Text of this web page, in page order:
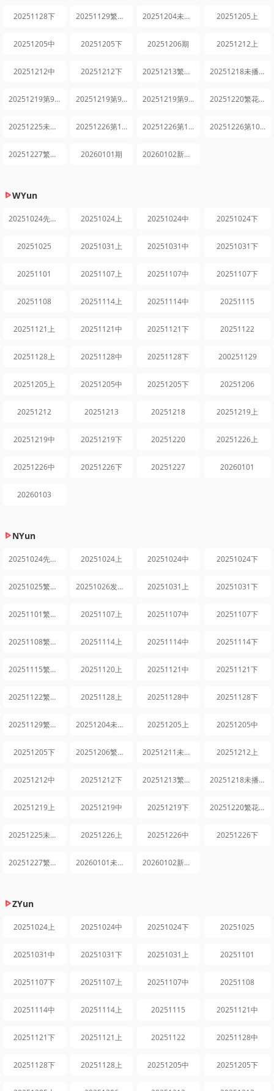
20251128下 20251129繁花日记 20251204未播集锦 20251205上
20251205中 20251205下 20251206期 20251212上
20251212中 20251212下 20251213繁花日记 20251218未播集锦
20251219第9期上 20251219第9期中 20251219第9期下 20251220繁花日记第9期
20251225未播集锦 20251226第10期上 20251226第10期中 20251226第10期下
20251227繁花日记第10期 20260101期 20260102新年特辑
WYun
20251024先导片 20251024上 20251024中 20251024下
20251025 20251031上 20251031中 20251031下
20251101 20251107上 20251107中 20251107下
20251108 20251114上 20251114中 20251115
20251121上 20251121中 20251121下 20251122
20251128上 20251128中 20251128下 200251129
20251205上 20251205中 20251205下 20251206
20251212 20251213 20251218 20251219上
20251219中 20251219下 20251220 20251226上
20251226中 20251226下 20251227 20260101
20260103
NYun
20251024先导片 20251024上 20251024中 20251024下
20251025繁花日记 20251026发布会全程回顾 20251031上 20251031下
20251101繁花日记 20251107上 20251107中 20251107下
20251108繁花日记 20251114上 20251114中 20251114下
20251115繁花日记 20251120上 20251121中 20251121下
20251122繁花日记 20251128上 20251128中 20251128下
20251129繁花日记 20251204未播集锦 20251205上 20251205中
20251205下 20251206繁花日记 20251211未播集锦 20251212上
20251212中 20251212下 20251213繁花日记 20251218未播集锦
20251219上 20251219中 20251219下 20251220繁花日记
20251225未播集锦 20251226上 20251226中 20251226下
20251227繁花日记 20260101未播集锦 20260102新年特辑
ZYun
20251024上 20251024中 20251024下 20251025
20251031中 20251031下 20251031上 20251101
20251107下 20251107上 20251107中 20251108
20251114中 20251114上 20251115 20251121中
20251121下 20251121上 20251122 20251128中
20251128下 20251128上 20251205中 20251205下